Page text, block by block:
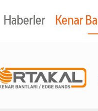
Haberler Kenar